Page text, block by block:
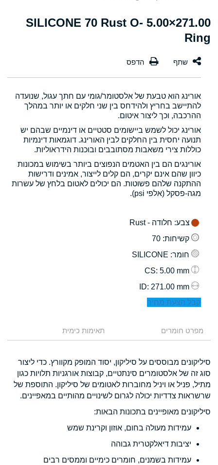
271.00×5.00 SILICONE 70 Rust O-
Ring
אורינג הוא טבעת של אלסטומר/גומי עם חתך עגול, שנועדה
להתיישב בחריץ ולהידחס בין שני חלקים או יותר במהלך
ההרכבה, וכך ליצור איטום.
אורינג יכול לשמש ביישומים סטטיים או דינמיים שבהם יש
תנועה יחסית בין החלקים לבין האורינג. דוגמאות דינמיות
כוללות צירי משאבות מסתובבים ובוכנות הידראוליות.
אורינגים הם בין האטמים הנפוצים ביותר בשימוש במכונות
כיוון שהם אינם יקרים, הם קלים לייצור, אמינים ודרישות
ההתקנה שלהם פשוטות. הם יכולים לאטום בלחץ של עשרות
מגה-פסקל (אלפי psi).
צבע: חלודה - Rust
קשיחות: 70
חומר: SILICONE
: 5.00 mm
: 271.00 mm
קבל הצעת מחיר
מפרט חומרים תאימות כימית
סיליקונים מבוססים על סיליקון, יסוד המופק מקוורץ. כדי ליצור
סוג זה של אלסטומרים סינתטיים, קבוצות אורגניות תלויות כגון
מתיל, פניל או ויניל מחוברות לאטומים של סיליקון. התוספת של
שרשראות צדדיות יכולה לגרום לשינויים מהותיים במאפיינים.
סיליקונים מאופיינים בתכונות הבאות:
עמידות מעולה בחום, אוזון וקרינת שמש
יציבות דיאלקטרית גבוהה
עמידות בשמנים, חומרים כימיים וממסים רבים